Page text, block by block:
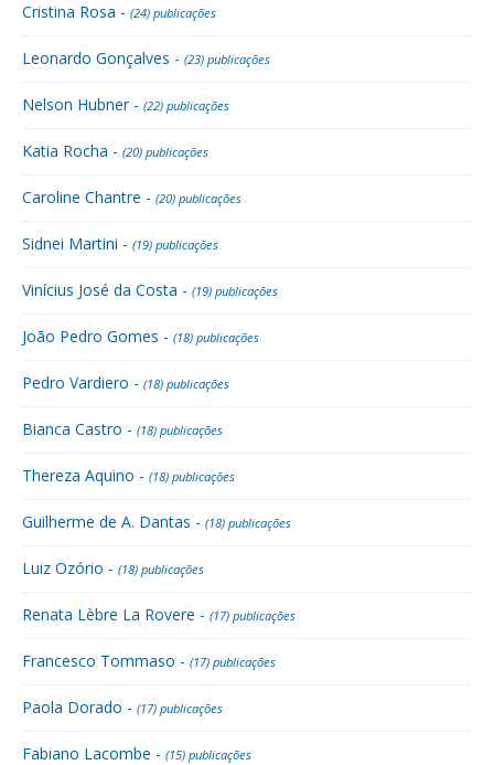
Cristina Rosa - (24) publicações
Leonardo Gonçalves - (23) publicações
Nelson Hubner - (22) publicações
Katia Rocha - (20) publicações
Caroline Chantre - (20) publicações
Sidnei Martini - (19) publicações
Vinícius José da Costa - (19) publicações
João Pedro Gomes - (18) publicações
Pedro Vardiero - (18) publicações
Bianca Castro - (18) publicações
Thereza Aquino - (18) publicações
Guilherme de A. Dantas - (18) publicações
Luiz Ozório - (18) publicações
Renata Lèbre La Rovere - (17) publicações
Francesco Tommaso - (17) publicações
Paola Dorado - (17) publicações
Fabiano Lacombe - (15) publicações